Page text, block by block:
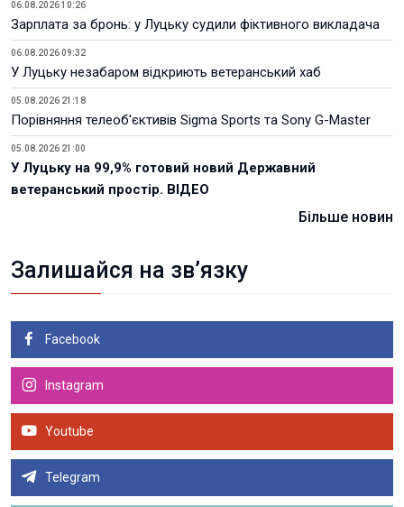
06.08.2026 10:26
Зарплата за бронь: у Луцьку судили фіктивного викладача
06.08.2026 09:32
У Луцьку незабаром відкриють ветеранський хаб
05.08.2026 21:18
Порівняння телеоб'єктивів Sigma Sports та Sony G-Master
05.08.2026 21:00
У Луцьку на 99,9% готовий новий Державний
ветеранський простір. ВІДЕО
Більше новин
Залишайся на зв’язку
Facebook
Instagram
Youtube
Telegram